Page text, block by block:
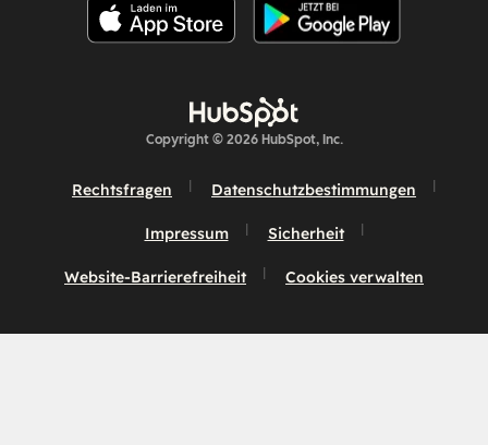
Copyright © 2026 HubSpot, Inc.
Rechtsfragen Datenschutzbestimmungen
Impressum Sicherheit
Website-Barrierefreiheit Cookies verwalten